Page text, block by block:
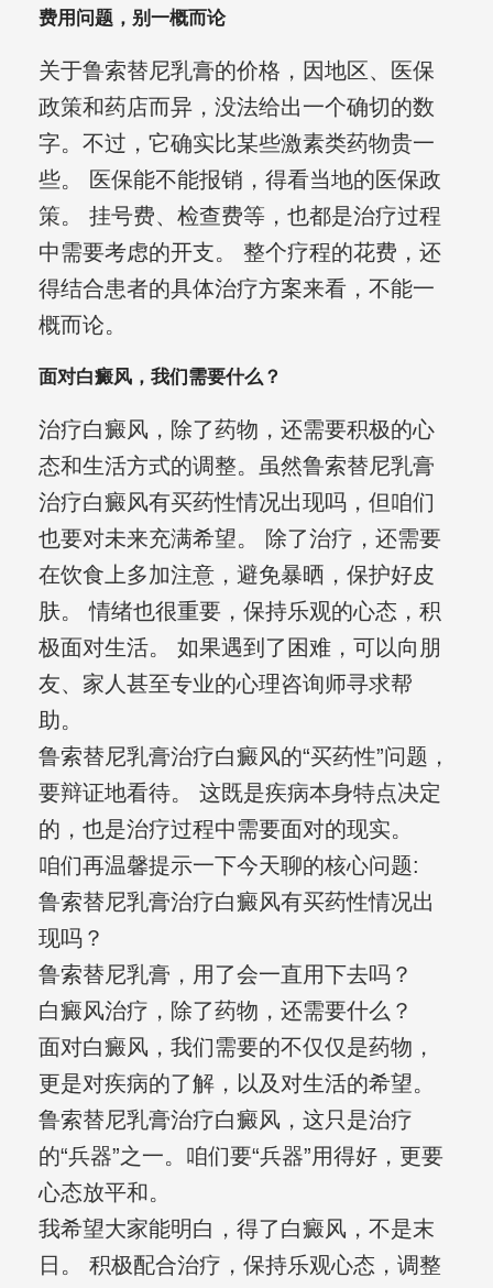
费用问题，别一概而论
关于鲁索替尼乳膏的价格，因地区、医保
政策和药店而异，没法给出一个确切的数
字。不过，它确实比某些激素类药物贵一
些。 医保能不能报销，得看当地的医保政
策。 挂号费、检查费等，也都是治疗过程
中需要考虑的开支。 整个疗程的花费，还
得结合患者的具体治疗方案来看，不能一
概而论。
面对白癜风，我们需要什么？
治疗白癜风，除了药物，还需要积极的心
态和生活方式的调整。虽然鲁索替尼乳膏
治疗白癜风有买药性情况出现吗，但咱们
也要对未来充满希望。 除了治疗，还需要
在饮食上多加注意，避免暴晒，保护好皮
肤。 情绪也很重要，保持乐观的心态，积
极面对生活。 如果遇到了困难，可以向朋
友、家人甚至专业的心理咨询师寻求帮
助。
鲁索替尼乳膏治疗白癜风的“买药性”问题，
要辩证地看待。 这既是疾病本身特点决定
的，也是治疗过程中需要面对的现实。
咱们再温馨提示一下今天聊的核心问题:
鲁索替尼乳膏治疗白癜风有买药性情况出
现吗？
鲁索替尼乳膏，用了会一直用下去吗？
白癜风治疗，除了药物，还需要什么？
面对白癜风，我们需要的不仅仅是药物，
更是对疾病的了解，以及对生活的希望。
鲁索替尼乳膏治疗白癜风，这只是治疗
的“兵器”之一。咱们要“兵器”用得好，更要
心态放平和。
我希望大家能明白，得了白癜风，不是末
日。 积极配合治疗，保持乐观心态，调整